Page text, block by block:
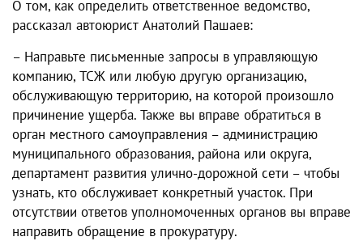
О том, как определить ответственное ведомство,
рассказал автоюрист Анатолий Пашаев:
– Направьте письменные запросы в управляющую
компанию, ТСЖ или любую другую организацию,
обслуживающую территорию, на которой произошло
причинение ущерба. Также вы вправе обратиться в
орган местного самоуправления – администрацию
муниципального образования, района или округа,
департамент развития улично-дорожной сети – чтобы
узнать, кто обслуживает конкретный участок. При
отсутствии ответов уполномоченных органов вы вправе
направить обращение в прокуратуру.